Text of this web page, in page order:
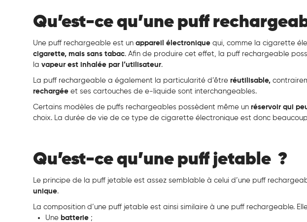
Qu’est-ce qu’une puff
Une puff rechargeable est unappareil électronique qui, comme la cigarette
cigarette, mais sans tabac. Afin de produire cet effet, la puff rechargeable
lavapeur est inhalée par l’utilisateur.
La puff rechargeable a également la particularité d’êtreréutilisable,
rechargée et ses cartouches de e-liquide sont interchangeables.
Certains modèles de puffs rechargeables possèdent même unréservoir qui
choix. La durée de vie de ce type de cigarette électronique est donc
Qu’est-ce qu’une puff jetable ?
Le principe de la puff jetable est assez semblable à celui d’une puff
unique.
La composition d’une puff jetable est ainsi similaire à une puff rechargeable.
Une batterie ;